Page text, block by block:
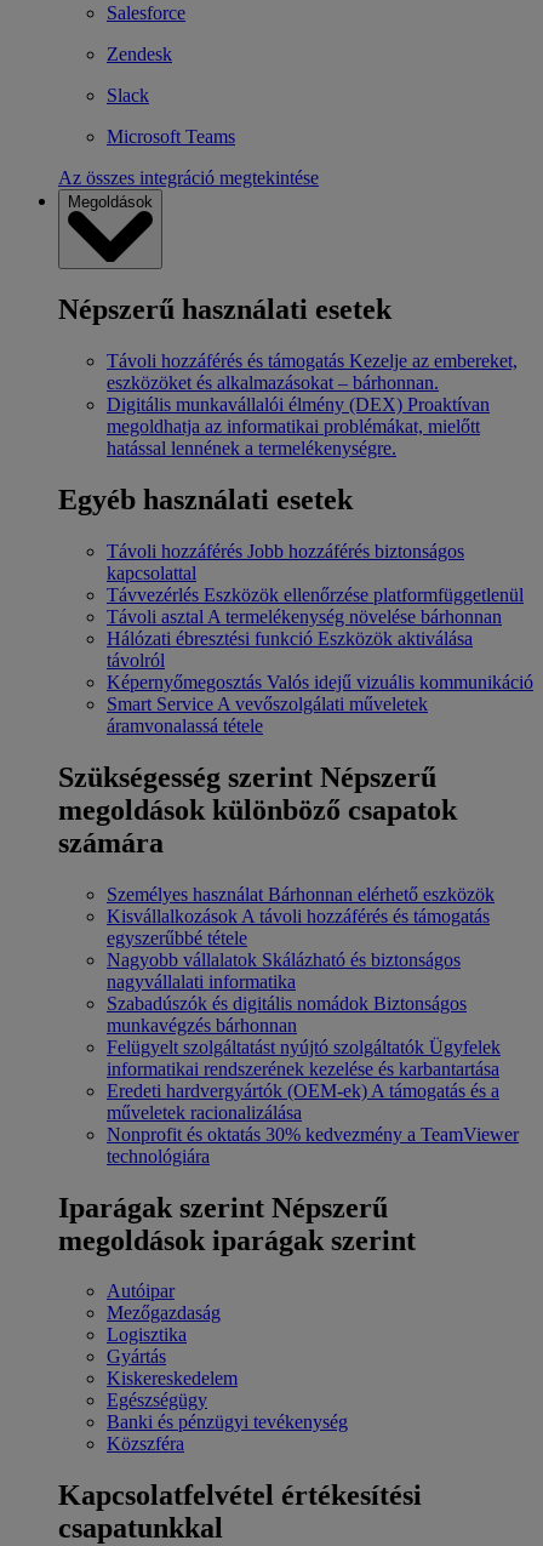
Salesforce
Zendesk
Slack
Microsoft Teams
Az összes integráció megtekintése
Megoldások
Népszerű használati esetek
Távoli hozzáférés és támogatás Kezelje az embereket,
eszközöket és alkalmazásokat – bárhonnan.
Digitális munkavállalói élmény (DEX) Proaktívan
megoldhatja az informatikai problémákat, mielőtt
hatással lennének a termelékenységre.
Egyéb használati esetek
Távoli hozzáférés Jobb hozzáférés biztonságos
kapcsolattal
Távvezérlés Eszközök ellenőrzése platformfüggetlenül
Távoli asztal A termelékenység növelése bárhonnan
Hálózati ébresztési funkció Eszközök aktiválása
távolról
Képernyőmegosztás Valós idejű vizuális kommunikáció
Smart Service A vevőszolgálati műveletek
áramvonalassá tétele
Szükségesség szerint Népszerű
megoldások különböző csapatok
számára
Személyes használat Bárhonnan elérhető eszközök
Kisvállalkozások A távoli hozzáférés és támogatás
egyszerűbbé tétele
Nagyobb vállalatok Skálázható és biztonságos
nagyvállalati informatika
Szabadúszók és digitális nomádok Biztonságos
munkavégzés bárhonnan
Felügyelt szolgáltatást nyújtó szolgáltatók Ügyfelek
informatikai rendszerének kezelése és karbantartása
Eredeti hardvergyártók (OEM-ek) A támogatás és a
műveletek racionalizálása
Nonprofit és oktatás 30% kedvezmény a TeamViewer
technológiára
Iparágak szerint Népszerű
megoldások iparágak szerint
Autóipar
Mezőgazdaság
Logisztika
Gyártás
Kiskereskedelem
Egészségügy
Banki és pénzügyi tevékenység
Közszféra
Kapcsolatfelvétel értékesítési
csapatunkkal